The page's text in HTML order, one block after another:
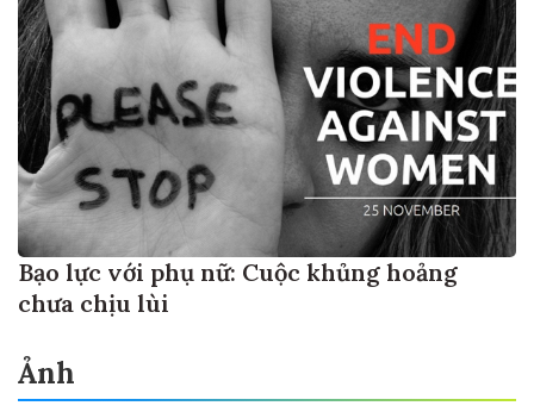
Bạo lực với phụ nữ: Cuộc khủng hoảng
chưa chịu lùi
Ảnh